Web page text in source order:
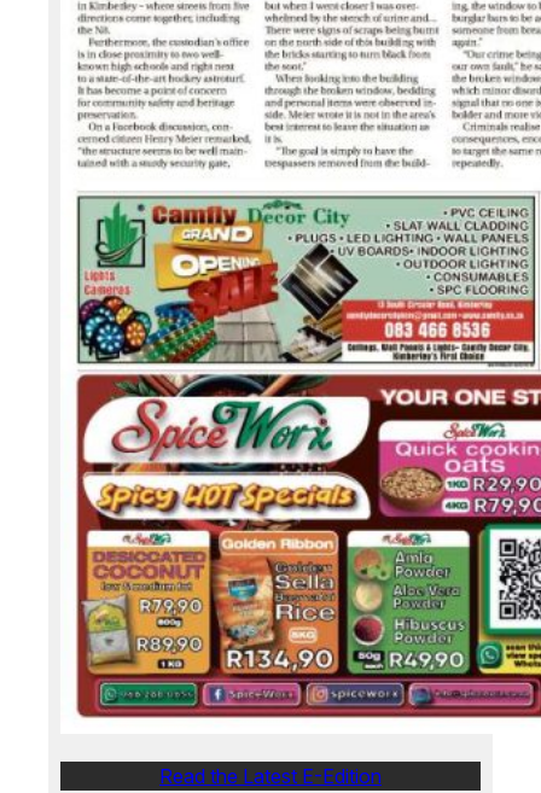
Read the Latest E-Edition